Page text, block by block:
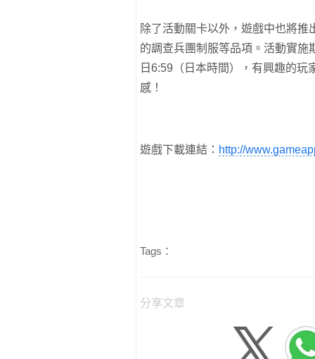
除了活動關卡以外，遊戲中也將
的調查兵團制服等品項。活動實施
日6:59（日本時間），有興趣的
感！
遊戲下載連結： http://
Tags：
分享文章